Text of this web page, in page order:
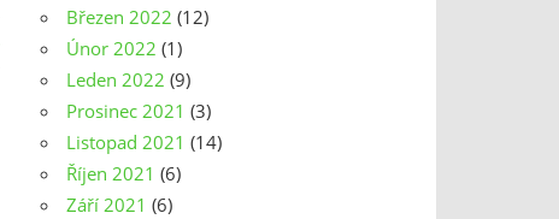
Březen 2022 (12)
Únor 2022 (1)
Leden 2022 (9)
Prosinec 2021 (3)
Listopad 2021 (14)
Říjen 2021 (6)
Září 2021 (6)